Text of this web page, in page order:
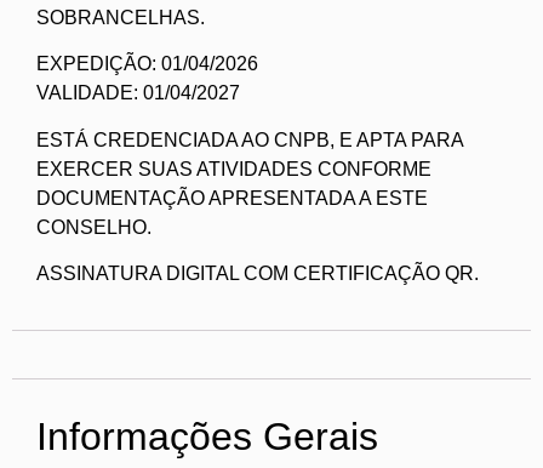
SOBRANCELHAS.
EXPEDIÇÃO: 01/04/2026
VALIDADE: 01/04/2027
ESTÁ CREDENCIADA AO CNPB, E APTA PARA
EXERCER SUAS ATIVIDADES CONFORME
DOCUMENTAÇÃO APRESENTADA A ESTE
CONSELHO.
ASSINATURA DIGITAL COM CERTIFICAÇÃO QR.
Informações Gerais